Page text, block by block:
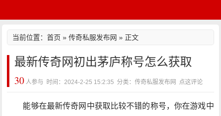
当前位置：首页 »传奇私服发布网 » 正文
最新传奇网初出茅庐称号怎么获取
30 人参与 时间：2024-2-25 15:2:35 分类：传奇私服发布网 点这评论
能够在最新传奇网中获取比较不错的称号，你在游戏中